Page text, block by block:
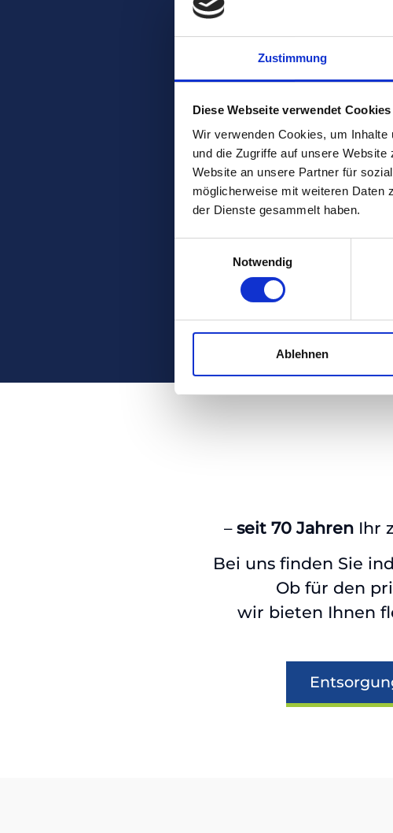
Zustimmung
Diese Webseite verwendet Cookies
Wir verwenden Cookies, um
und die Zugriffe auf unsere
Website an unsere Partner für
möglicherweise mit weiteren Daten
der Dienste gesammelt haben.
Notwendig
Ablehnen
– seit 70 Jahren Ihr
Bei uns finden Sie
Ob für den
wir bieten Ihnen